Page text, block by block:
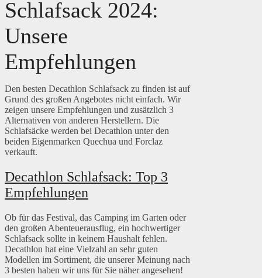
Schlafsack 2024:
Unsere
Empfehlungen
Den besten Decathlon Schlafsack zu finden ist auf
Grund des großen Angebotes nicht einfach. Wir
zeigen unsere Empfehlungen und zusätzlich 3
Alternativen von anderen Herstellern. Die
Schlafsäcke werden bei Decathlon unter den
beiden Eigenmarken Quechua und Forclaz
verkauft.
Decathlon Schlafsack: Top 3
Empfehlungen
Ob für das Festival, das Camping im Garten oder
den großen Abenteuerausflug, ein hochwertiger
Schlafsack sollte in keinem Haushalt fehlen.
Decathlon hat eine Vielzahl an sehr guten
Modellen im Sortiment, die unserer Meinung nach
3 besten haben wir uns für Sie näher angesehen!